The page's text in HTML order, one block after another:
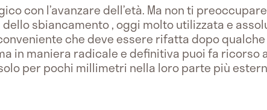
con l’avanzare dell’età. Ma non ti
sbiancamento , oggi molto utilizzata e
che deve essere rifatta dopo qualche
in maniera radicale e definitiva puoi fa ricorso
per pochi millimetri nella loro parte più